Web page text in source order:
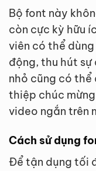
Bộ font này
còn cực kỳ hữu
viên có thể
động, thu hút sự
nhỏ cũng có
thiệp chúc
video ngắn trên
Cách sử dụng
Để tận dụng tối